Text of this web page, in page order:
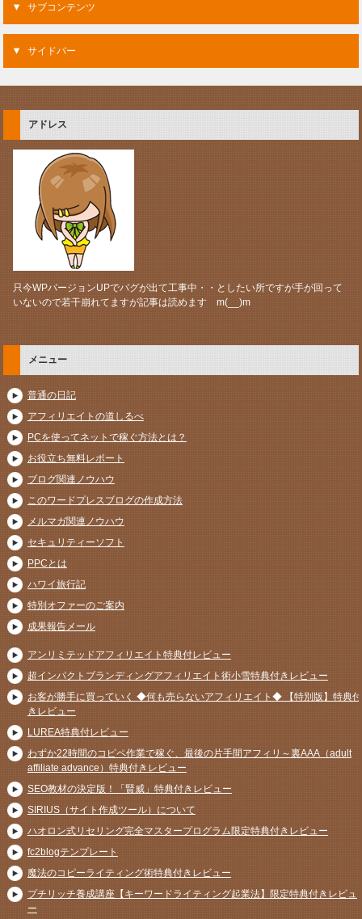
サブコンテンツ
サイドバー
アドレス
只今WPバージョンUPでバグが出て工事中・・としたい所ですが手が回って
いないので若干崩れてますが記事は読めます m(__)m
メニュー
普通の日記
アフィリエイトの道しるべ
PCを使ってネットで稼ぐ方法とは？
お役立ち無料レポート
ブログ関連ノウハウ
このワードプレスブログの作成方法
メルマガ関連ノウハウ
セキュリティーソフト
PPCとは
ハワイ旅行記
特別オファーのご案内
成果報告メール
アンリミテッドアフィリエイト特典付レビュー
超インパクトブランディングアフィリエイト術小雪特典付きレビュー
お客が勝手に買っていく ◆何も売らないアフィリエイト◆ 【特別版】特典付
きレビュー
LUREA特典付レビュー
わずか22時間のコピペ作業で稼ぐ、最後の片手間アフィリ～裏AAA（adult
affiliate advance）特典付きレビュー
SEO教材の決定版！「賢威」特典付きレビュー
SIRIUS（サイト作成ツール）について
ハオロン式リセリング完全マスタープログラム限定特典付きレビュー
fc2blogテンプレート
魔法のコピーライティング術特典付きレビュー
プチリッチ養成講座【キーワードライティング起業法】限定特典付きレビュ
ー